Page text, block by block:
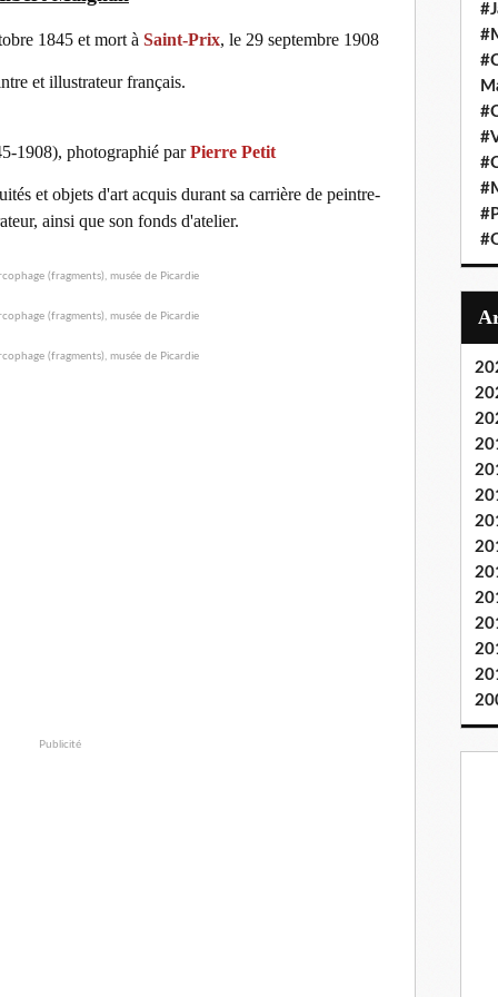
1845 et mort à Saint-Prix, le 29 septembre 1908
et illustrateur français.
1908), photographié parPierre Petit
et objets d'art acquis durant sa carrière de peintre-
ainsi que son fonds d'atelier.
Publicité